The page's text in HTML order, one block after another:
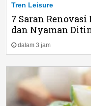
Tren Leisure
7 Saran
dan Nyaman
dalam 3 jam